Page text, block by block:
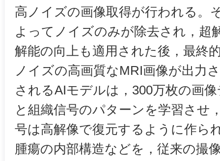
高ノイズの画像取得が行われる。
よってノイズのみが除去され，超
解能の向上も適用された後，最終
ノイズの高画質なMRI画像が出力
されるAIモデルは，300万枚の画
と組織信号のパターンを学習させ
号は高解像で復元するように作ら
腫瘍の内部構造などを，従来の撮